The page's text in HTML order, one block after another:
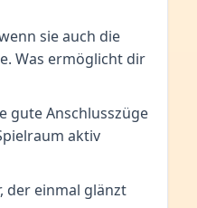
sie auch die
Was ermöglicht dir
gute Anschlusszüge
aktiv
der einmal glänzt